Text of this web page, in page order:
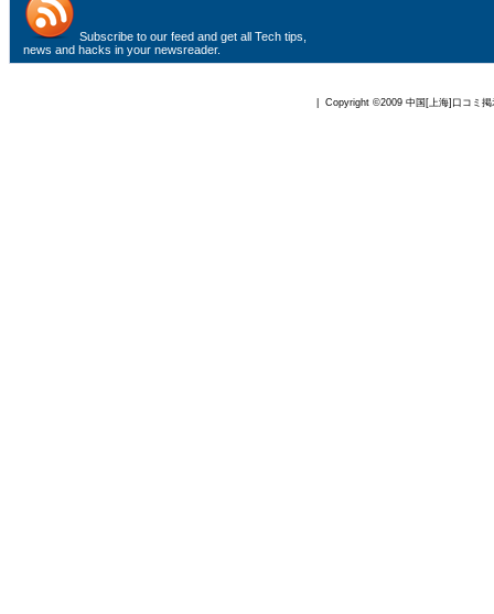
Subscribe to our feed and get all Tech tips,
news and hacks in your newsreader.
| Copyright ©2009 中国[上海]口コミ掲